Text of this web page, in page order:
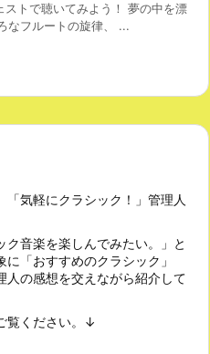
ストで聴いてみよう！ 夢の中を漂
なフルートの旋律、 ...
「気軽にクラシック！」管理人
音楽を楽しんでみたい。」と
「おすすめのクラシック」
人の感想を交えながら紹介して
覧ください。↓